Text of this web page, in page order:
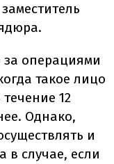
за операциями
такое лицо
12
Однако,
и
в случае, если